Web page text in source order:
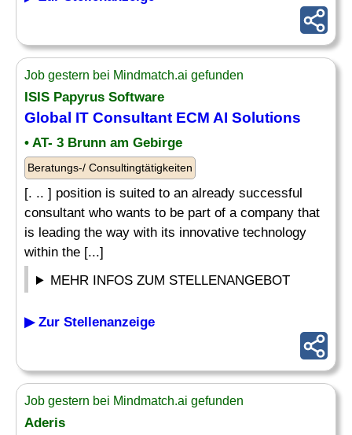
Job gestern bei Mindmatch.ai gefunden
ISIS Papyrus Software
Global IT Consultant ECM AI Solutions
• AT- 3 Brunn am Gebirge
Beratungs-/ Consultingtätigkeiten
[. .. ] position is suited to an already successful
consultant who wants to be part of a company that
is leading the way with its innovative technology
within the [...]
MEHR INFOS ZUM STELLENANGEBOT
▶ Zur Stellenanzeige
Job gestern bei Mindmatch.ai gefunden
Aderis